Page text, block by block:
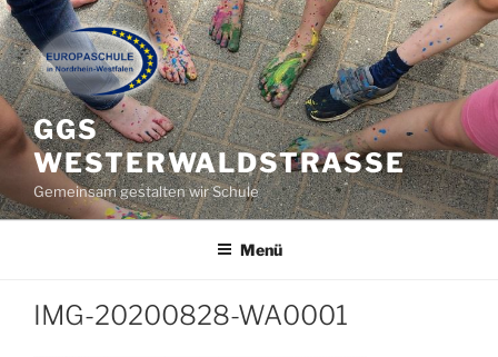
Zum
Inhalt
springen
GGS
WESTERWALDSTRASSE
Gemeinsam gestalten wir Schule
Menü
IMG-20200828-WA0001